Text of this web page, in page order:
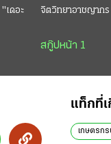
เดอะ
จิตวิทยาอาชญาก
สกู๊ปหน้า 1
แท็กที่
เกษตรก